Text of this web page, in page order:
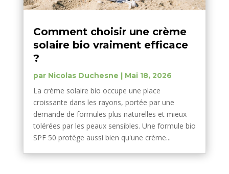
Comment choisir une crème
solaire bio vraiment efficace
?
par Nicolas Duchesne | Mai 18, 2026
La crème solaire bio occupe une place
croissante dans les rayons, portée par une
demande de formules plus naturelles et mieux
tolérées par les peaux sensibles. Une formule bio
SPF 50 protège aussi bien qu'une crème...